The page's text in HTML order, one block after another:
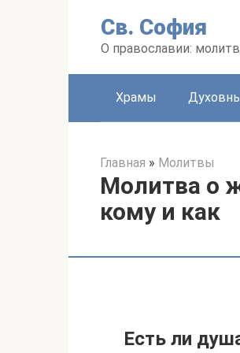
Св. София
О православии:
Храмы
Главная » Молитвы
Молитва о
кому и как
Есть ли